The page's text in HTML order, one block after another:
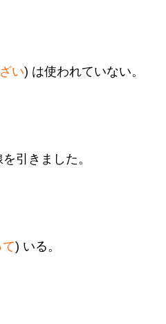
い) は使われていない。
引きました。
) いる。